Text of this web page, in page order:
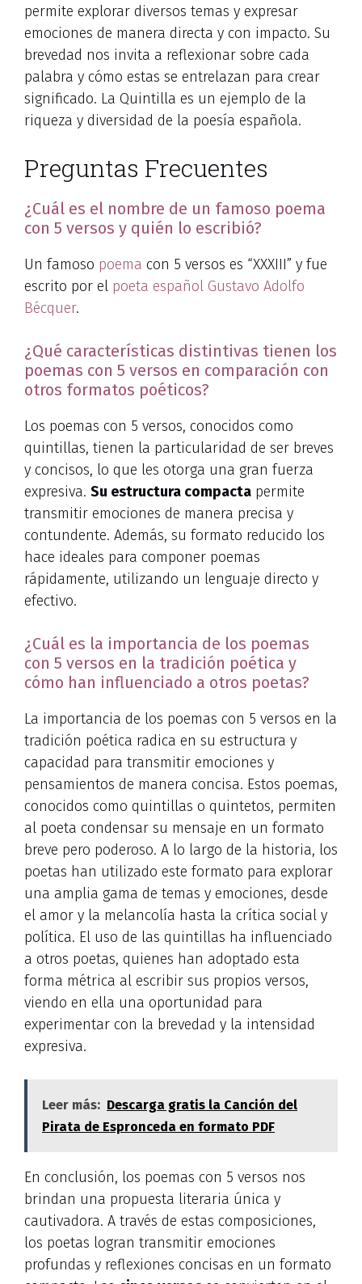
permite explorar diversos temas y expresar
emociones de manera directa y con impacto. Su
brevedad nos invita a reflexionar sobre cada
palabra y cómo estas se entrelazan para crear
significado. La Quintilla es un ejemplo de la
riqueza y diversidad de la poesía española.
Preguntas Frecuentes
¿Cuál es el nombre de un famoso poema
con 5 versos y quién lo escribió?
Un famoso poema con 5 versos es “XXXIII” y fue
escrito por el poeta español Gustavo Adolfo
Bécquer.
¿Qué características distintivas tienen los
poemas con 5 versos en comparación con
otros formatos poéticos?
Los poemas con 5 versos, conocidos como
quintillas, tienen la particularidad de ser breves
y concisos, lo que les otorga una gran fuerza
expresiva. Su estructura compacta permite
transmitir emociones de manera precisa y
contundente. Además, su formato reducido los
hace ideales para componer poemas
rápidamente, utilizando un lenguaje directo y
efectivo.
¿Cuál es la importancia de los poemas
con 5 versos en la tradición poética y
cómo han influenciado a otros poetas?
La importancia de los poemas con 5 versos en la
tradición poética radica en su estructura y
capacidad para transmitir emociones y
pensamientos de manera concisa. Estos poemas,
conocidos como quintillas o quintetos, permiten
al poeta condensar su mensaje en un formato
breve pero poderoso. A lo largo de la historia, los
poetas han utilizado este formato para explorar
una amplia gama de temas y emociones, desde
el amor y la melancolía hasta la crítica social y
política. El uso de las quintillas ha influenciado
a otros poetas, quienes han adoptado esta
forma métrica al escribir sus propios versos,
viendo en ella una oportunidad para
experimentar con la brevedad y la intensidad
expresiva.
Leer más: Descarga gratis la Canción del
Pirata de Espronceda en formato PDF
En conclusión, los poemas con 5 versos nos
brindan una propuesta literaria única y
cautivadora. A través de estas composiciones,
los poetas logran transmitir emociones
profundas y reflexiones concisas en un formato